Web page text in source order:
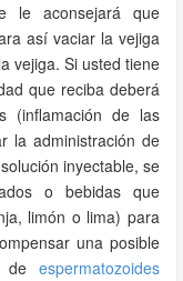
le aconsejará que
así vaciar la vejiga
vejiga. Si usted tiene
que reciba deberá
(inflamación de las
la administración de
inyectable, se
o bebidas que
limón o lima) para
una posible
de espermatozoides